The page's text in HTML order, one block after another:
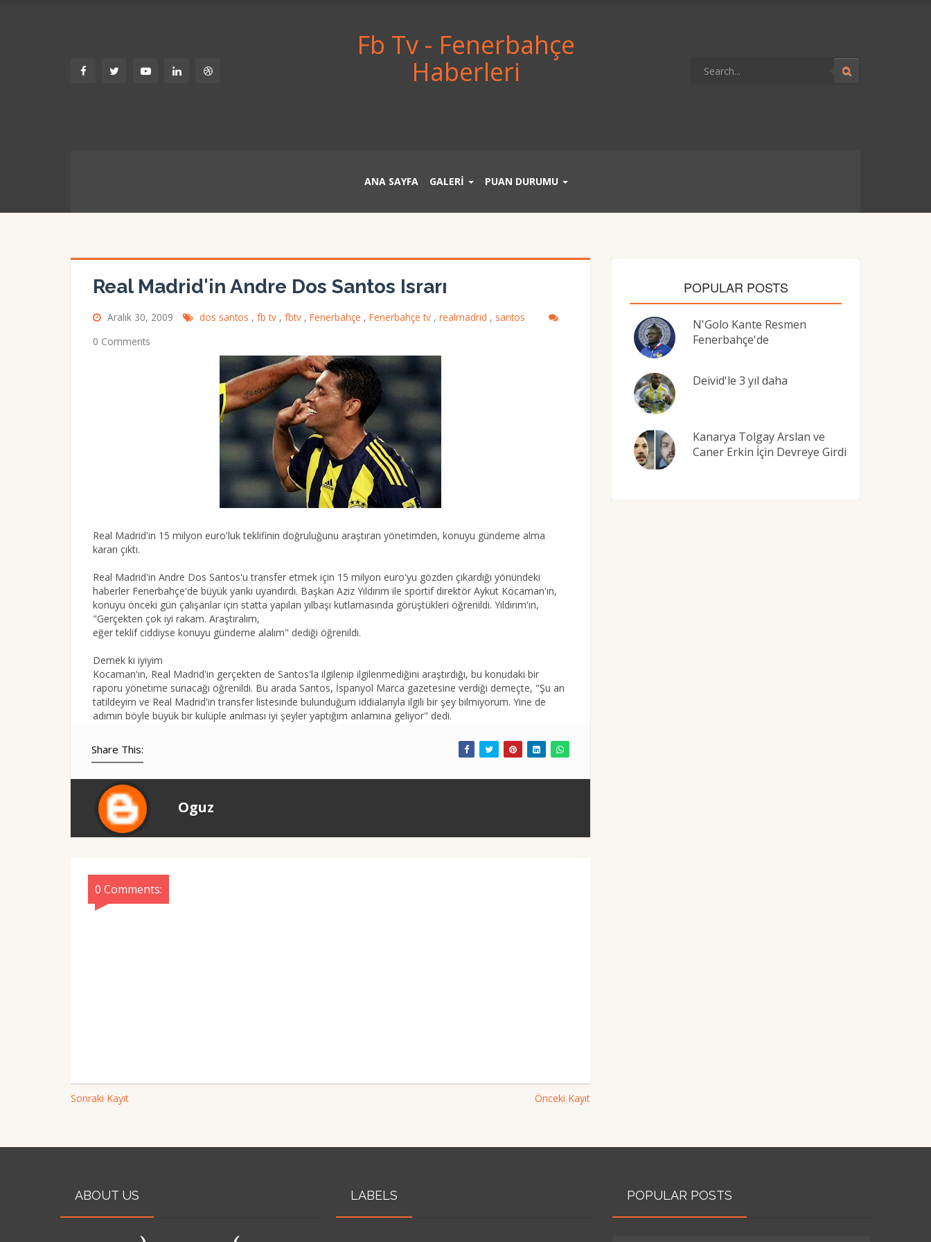
Fb Tv - Fenerbahçe
Haberleri
ANA SAYFA GALERİ PUAN DURUMU
Real Madrid'in Andre Dos Santos Israrı
Aralık 30, 2009 dos santos , fb tv , fbtv , Fenerbahçe , Fenerbahçe tv , realmadrid , santos
0 Comments
Real Madrid'in 15 milyon euro'luk teklifinin doğruluğunu araştıran yönetimden, konuyu gündeme alma
kararı çıktı.
Real Madrid'in Andre Dos Santos'u transfer etmek için 15 milyon euro'yu gözden çıkardığı yönündeki
haberler Fenerbahçe'de büyük yankı uyandırdı. Başkan Aziz Yıldırım ile sportif direktör Aykut Kocaman'ın,
konuyu önceki gün çalışanlar için statta yapılan yılbaşı kutlamasında görüştükleri öğrenildi. Yıldırım'ın,
"Gerçekten çok iyi rakam. Araştıralım,
eğer teklif ciddiyse konuyu gündeme alalım" dediği öğrenildi.
Demek ki iyiyim
Kocaman'ın, Real Madrid'in gerçekten de Santos'la ilgilenip ilgilenmediğini araştırdığı, bu konudaki bir
raporu yönetime sunacağı öğrenildi. Bu arada Santos, İspanyol Marca gazetesine verdiği demeçte, "Şu an
tatildeyim ve Real Madrid'in transfer listesinde bulunduğum iddialarıyla ilgili bir şey bilmiyorum. Yine de
adımın böyle büyük bir kulüple anılması iyi şeyler yaptığım anlamına geliyor" dedi.
Share This:
Oguz
0 Comments:
Sonraki Kayıt Önceki Kayıt
POPULAR POSTS
N'Golo Kante Resmen
Fenerbahçe'de
Deivid'le 3 yıl daha
Kanarya Tolgay Arslan ve
Caner Erkin İçin Devreye Girdi
ABOUT US LABELS POPULAR POSTS